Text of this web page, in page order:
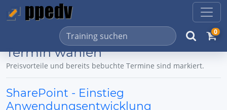
0
Termin wählen
Preisvorteile und bereits bebuchte Termine sind markiert.
SharePoint - Einstieg
Anwendungsentwicklung